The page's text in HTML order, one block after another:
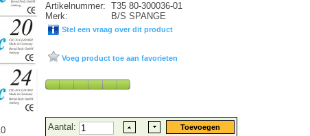
Artikelnummer:
Merk:
T35 80-300036-01
B/S SPANGE
Stel een vraag over dit product
Voeg product toe aan favorieten
Aantal: